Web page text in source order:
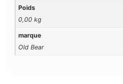
Poids
0,00 kg
marque
Old Bear